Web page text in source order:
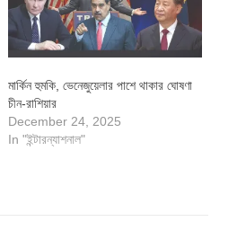
মার্কিন হুমকি, ভেনেজুয়েলার পাশে থাকার ঘোষণা
চীন-রাশিয়ার
December 24, 2025
In "ইন্টারন্যাশনাল"